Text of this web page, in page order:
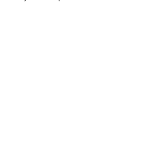
Цена за 1м.